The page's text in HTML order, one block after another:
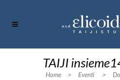
TAIJI
Home > Eventi >